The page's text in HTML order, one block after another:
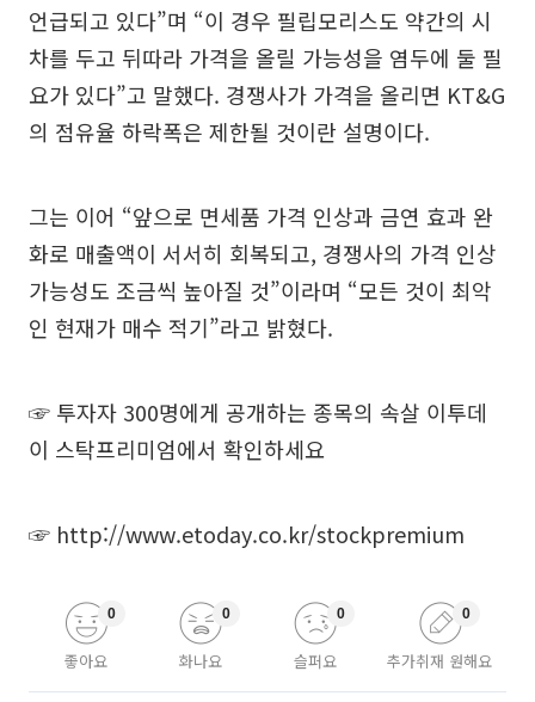
언급되고 있다”며 “이 경우 필립모리스도 약간의 시
차를 두고 뒤따라 가격을 올릴 가능성을 염두에 둘 필
요가 있다”고 말했다. 경쟁사가 가격을 올리면 KT&G
의 점유율 하락폭은 제한될 것이란 설명이다.
그는 이어 “앞으로 면세품 가격 인상과 금연 효과 완
화로 매출액이 서서히 회복되고, 경쟁사의 가격 인상
가능성도 조금씩 높아질 것”이라며 “모든 것이 최악
인 현재가 매수 적기”라고 밝혔다.
☞ 투자자 300명에게 공개하는 종목의 속살 이투데
이 스탁프리미엄에서 확인하세요
☞ http://www.etoday.co.kr/stockpremium
좋아요
0
화나요
0
슬퍼요
0
추가취재 원해요
0